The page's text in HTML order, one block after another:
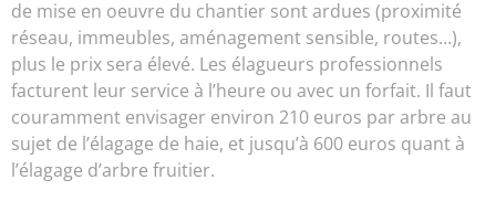
de mise en oeuvre du chantier sont ardues (proximité
réseau, immeubles, aménagement sensible, routes…),
plus le prix sera élevé. Les élagueurs professionnels
facturent leur service à l’heure ou avec un forfait. Il faut
couramment envisager environ 210 euros par arbre au
sujet de l’élagage de haie, et jusqu’à 600 euros quant à
l’élagage d’arbre fruitier.